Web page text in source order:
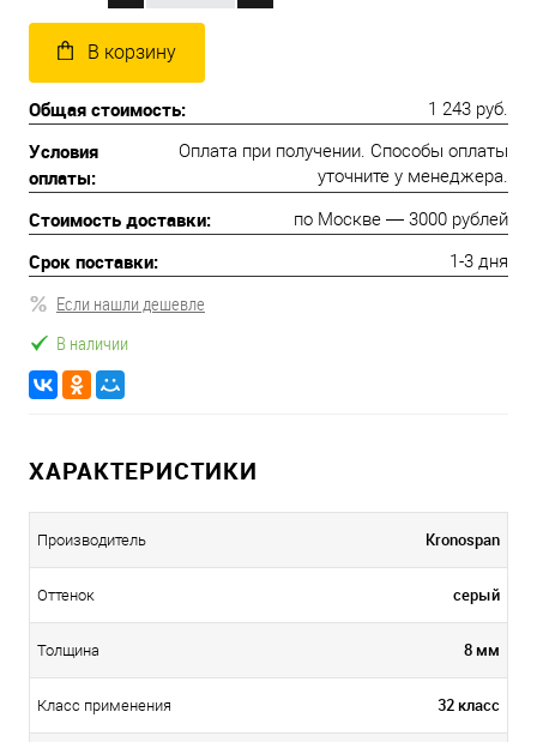
В корзину
Общая стоимость: 1 243 руб.
Условия
оплаты:
Оплата при получении. Способы оплаты
уточните у менеджера.
Стоимость доставки: по Москве — 3000 рублей
Срок поставки: 1-3 дня
Если нашли дешевле
В наличии
ХАРАКТЕРИСТИКИ
Производитель Kronospan
Оттенок серый
Толщина 8 мм
Класс применения 32 класс